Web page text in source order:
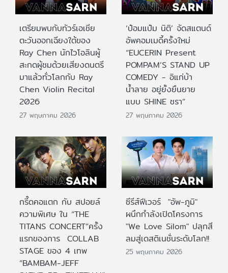
เตรียมพบกับทัวร์เอเชีย
ตะวันออกเฉียงใต้ของ
Ray Chen นักไวโอลินผู้
สะกดผู้ชมด้วยเสียงดนตรี
มาแล้วทั่วโลกกับ Ray
Chen Violin Recital
2026
27 พฤษภาคม 2026
‘ป๋อมแป๋ม นิติ’ จัดสแตนด์
อัพคอมเมดี้ครั้งใหม่
“EUCERIN Present
POMPAM’S STAND UP
COMEDY - อิแก่บ้า
น้ำลาย อยู่ยั้งยืนยาย
แบบ SHINE ชรา”
27 พฤษภาคม 2026
กรี๊ดคอแตก กับ สปอยล์
ความพิเศษ ใน “THE
TITANS CONCERT”ครั้ง
แรกของการ COLLAB
STAGE ของ 4 เทพ
“BAMBAM-JEFF
ซีรีส์ฟีเวอร์ "อัพ-ภูมิ"
ผนึกกำลังเปิดโครงการ
"We Love Silom" ปลุกสี
ลมสู่เดสติเนชั่นระดับโลก!!
25 พฤษภาคม 2026